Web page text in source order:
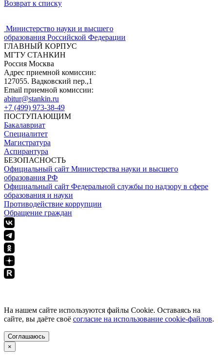
Возврат к списку
Министерство науки и высшего
образования Российской Федерации
ГЛАВНЫЙ КОРПУС
МГТУ СТАНКИН
Россия Москва
Адрес приемной комиссии:
127055. Вадковский пер.,1
Email приемной комиссии:
abitur@stankin.ru
+7 (499) 973-38-49
ПОСТУПАЮЩИМ
Бакалавриат
Специалитет
Магистратура
Аспирантура
БЕЗОПАСНОСТЬ
Официальный сайт Министерства науки и высшего
образования РФ
Официальный сайт Федеральной службы по надзору в сфере
образования и науки
Противодействие коррупции
Обращение граждан
На нашем сайте используются файлы Cookie. Оставаясь на
сайте, вы даёте своё согласие на использование cookie-файлов.
Соглашаюсь
×